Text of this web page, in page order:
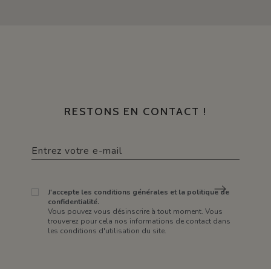
RESTONS EN CONTACT !
J'accepte les conditions générales et la politique de
confidentialité.
Vous pouvez vous désinscrire à tout moment. Vous
trouverez pour cela nos informations de contact dans
les conditions d'utilisation du site.